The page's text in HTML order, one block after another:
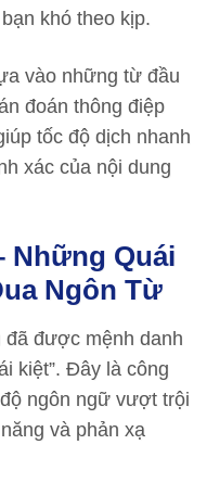
khó theo kịp.
vào những từ đầu
đoán thông điệp
tốc độ dịch nhanh
xác của nội dung
Những Quái
Ngôn Từ
đã được mệnh danh
kiệt”. Đây là công
ngôn ngữ vượt trội
và phản xạ